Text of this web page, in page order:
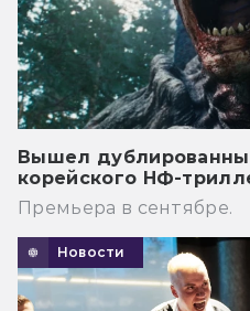
Вышел
корейского НФ-
Премьера в сентябре.
Новости